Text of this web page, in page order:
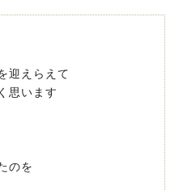
迎えらえて
思います
のを